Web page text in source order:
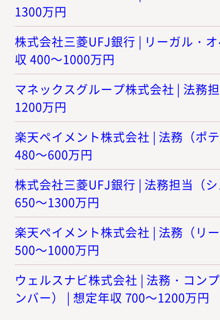
1300万円
株式会社三菱UFJ銀行 | リーガル・
収 400～1000万円
マネックスグループ株式会社 | 法務
1200万円
楽天ペイメント株式会社 | 法務（ポ
480～600万円
株式会社三菱UFJ銀行 | 法務担当（
650～1300万円
楽天ペイメント株式会社 | 法務（リ
500～1000万円
ウェルスナビ株式会社 | 法務・コン
ンバー） | 想定年収 700～1200万円